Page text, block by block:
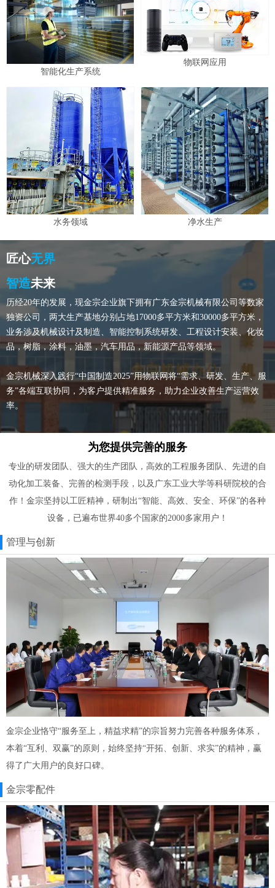
智能化生产系统
物联网应用
水务领域 净水生产
匠心无界
智造未来
历经20年的发展，现金宗企业旗下拥有广东金宗机械有限公司等数家
独资公司，两大生产基地分别占地17000多平方米和30000多平方米，
业务涉及机械设计及制造、智能控制系统研发、工程设计安装、化妆
品，树脂，涂料，油墨，汽车用品，新能源产品等领域。
金宗机械深入践行“中国制造2025”用物联网将“需求、研发、生产、服
务”各端互联协同，为客户提供精准服务，助力企业改善生产运营效
率。
为您提供完善的服务
专业的研发团队、强大的生产团队，高效的工程服务团队、先进的自
动化加工装备、完善的检测手段，以及广东工业大学等科研院校的合
作！金宗坚持以工匠精神，研制出“智能、高效、安全、环保”的各种
设备，已遍布世界40多个国家的2000多家用户！
管理与创新
金宗企业恪守“服务至上，精益求精”的宗旨努力完善各种服务体系，
本着“互利、双赢”的原则，始终坚持“开拓、创新、求实”的精神，赢
得了广大用户的良好口碑。
金宗零配件